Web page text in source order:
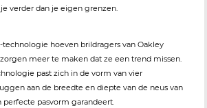
verder dan je eigen grenzen.
-technologie hoeven brildragers van Oakley
meer te maken dat ze een trend missen.
past zich in de vorm van vier
aan de breedte en diepte van de neus van
perfecte pasvorm garandeert.